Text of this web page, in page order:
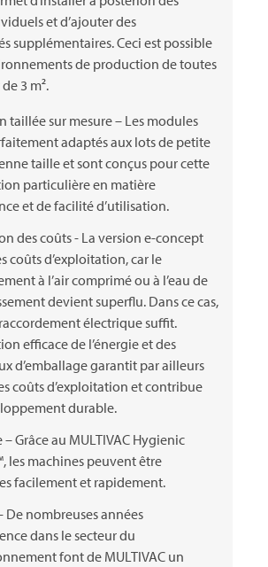
et d’ajouter des
supplémentaires. Ceci est possible
de production de toutes
3 m².
taillée sur mesure – Les modules
adaptés aux lots de petite
taille et sont conçus pour cette
particulière en matière
et de facilité d’utilisation.
des coûts - La version e-concept
coûts d’exploitation, car le
à l’air comprimé ou à l’eau de
devient superflu. Dans ce cas,
électrique suffit.
efficace de l’énergie et des
d’emballage garantit par ailleurs
coûts d’exploitation et contribue
durable.
Grâce au MULTIVAC Hygienic
les machines peuvent être
facilement et rapidement.
De nombreuses années
dans le secteur du
font de MULTIVAC un